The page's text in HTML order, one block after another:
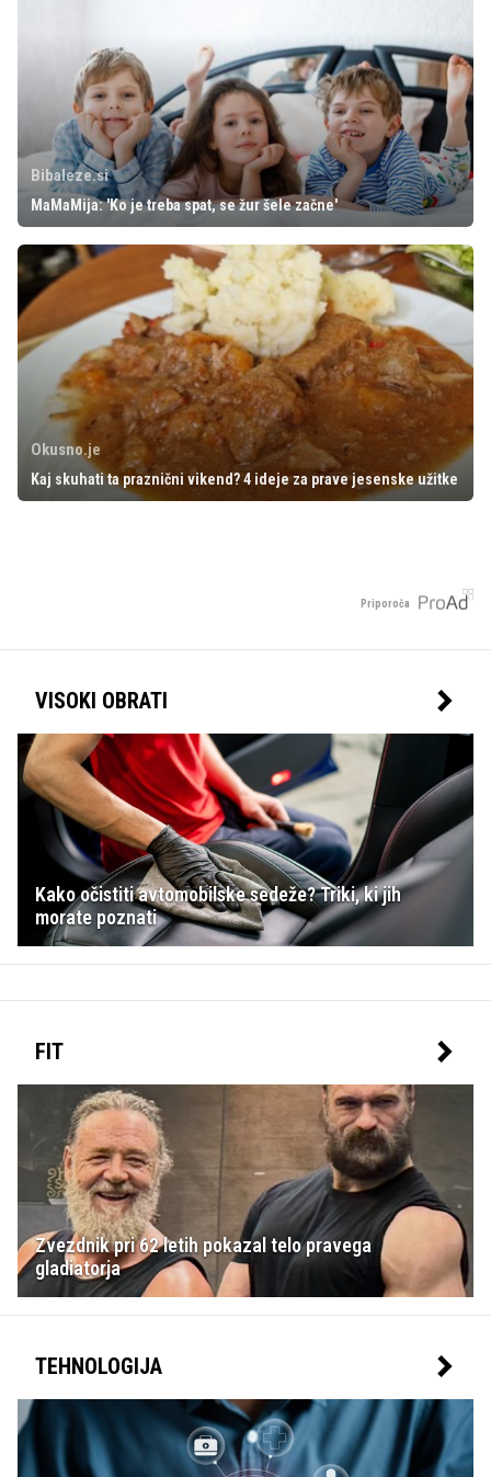
Bibaleze.si
MaMaMija: 'Ko je treba spat, se žur šele začne'
Okusno.je
Kaj skuhati ta praznični vikend? 4 ideje za prave jesenske užitke
Priporoča
VISOKI OBRATI
Kako očistiti avtomobilske sedeže? Triki, ki jih
morate poznati
FIT
Zvezdnik pri 62 letih pokazal telo pravega
gladiatorja
TEHNOLOGIJA